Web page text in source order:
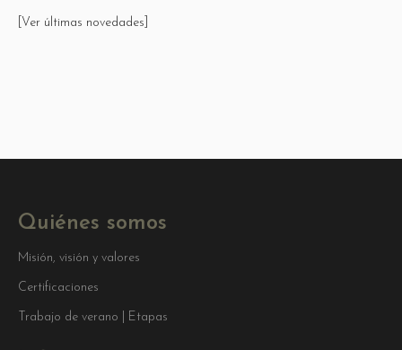
[Ver últimas novedades]
Quiénes somos
Misión, visión y valores
Certificaciones
Trabajo de verano | Etapas